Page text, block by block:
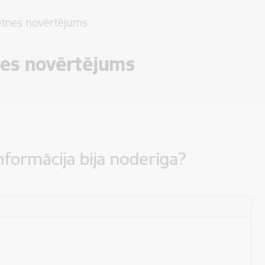
novērtējums
novērtējums
bija noderīga?